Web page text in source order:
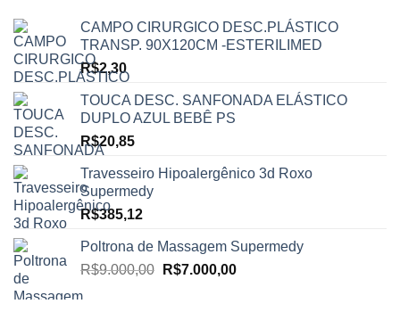
CAMPO CIRURGICO DESC.PLÁSTICO
TRANSP. 90X120CM -ESTERILIMED
R$2,30
TOUCA DESC. SANFONADA ELÁSTICO
DUPLO AZUL BEBÊ PS
R$20,85
Travesseiro Hipoalergênico 3d Roxo
Supermedy
R$385,12
Poltrona de Massagem Supermedy
R$9.000,00 O
R$7.000,00O